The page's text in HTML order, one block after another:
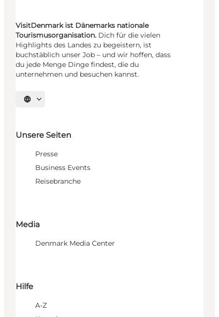
VisitDenmark ist Dänemarks nationale
Tourismusorganisation. Dich für die vielen
Highlights des Landes zu begeistern, ist
buchstäblich unser Job – und wir hoffen, dass
du jede Menge Dinge findest, die du
unternehmen und besuchen kannst.
Sprache auswählen
Unsere Seiten
Presse
Business Events
Reisebranche
Media
Denmark Media Center
Hilfe
A-Z